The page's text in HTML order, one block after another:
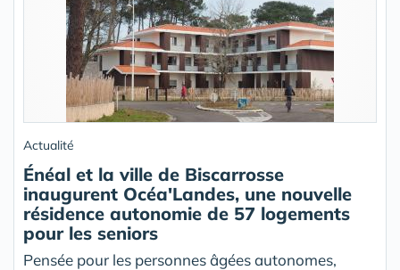
Actualité
Énéal et la ville de Biscarrosse
inaugurent Océa'Landes, une nouvelle
résidence autonomie de 57 logements
pour les seniors
Pensée pour les personnes âgées autonomes,